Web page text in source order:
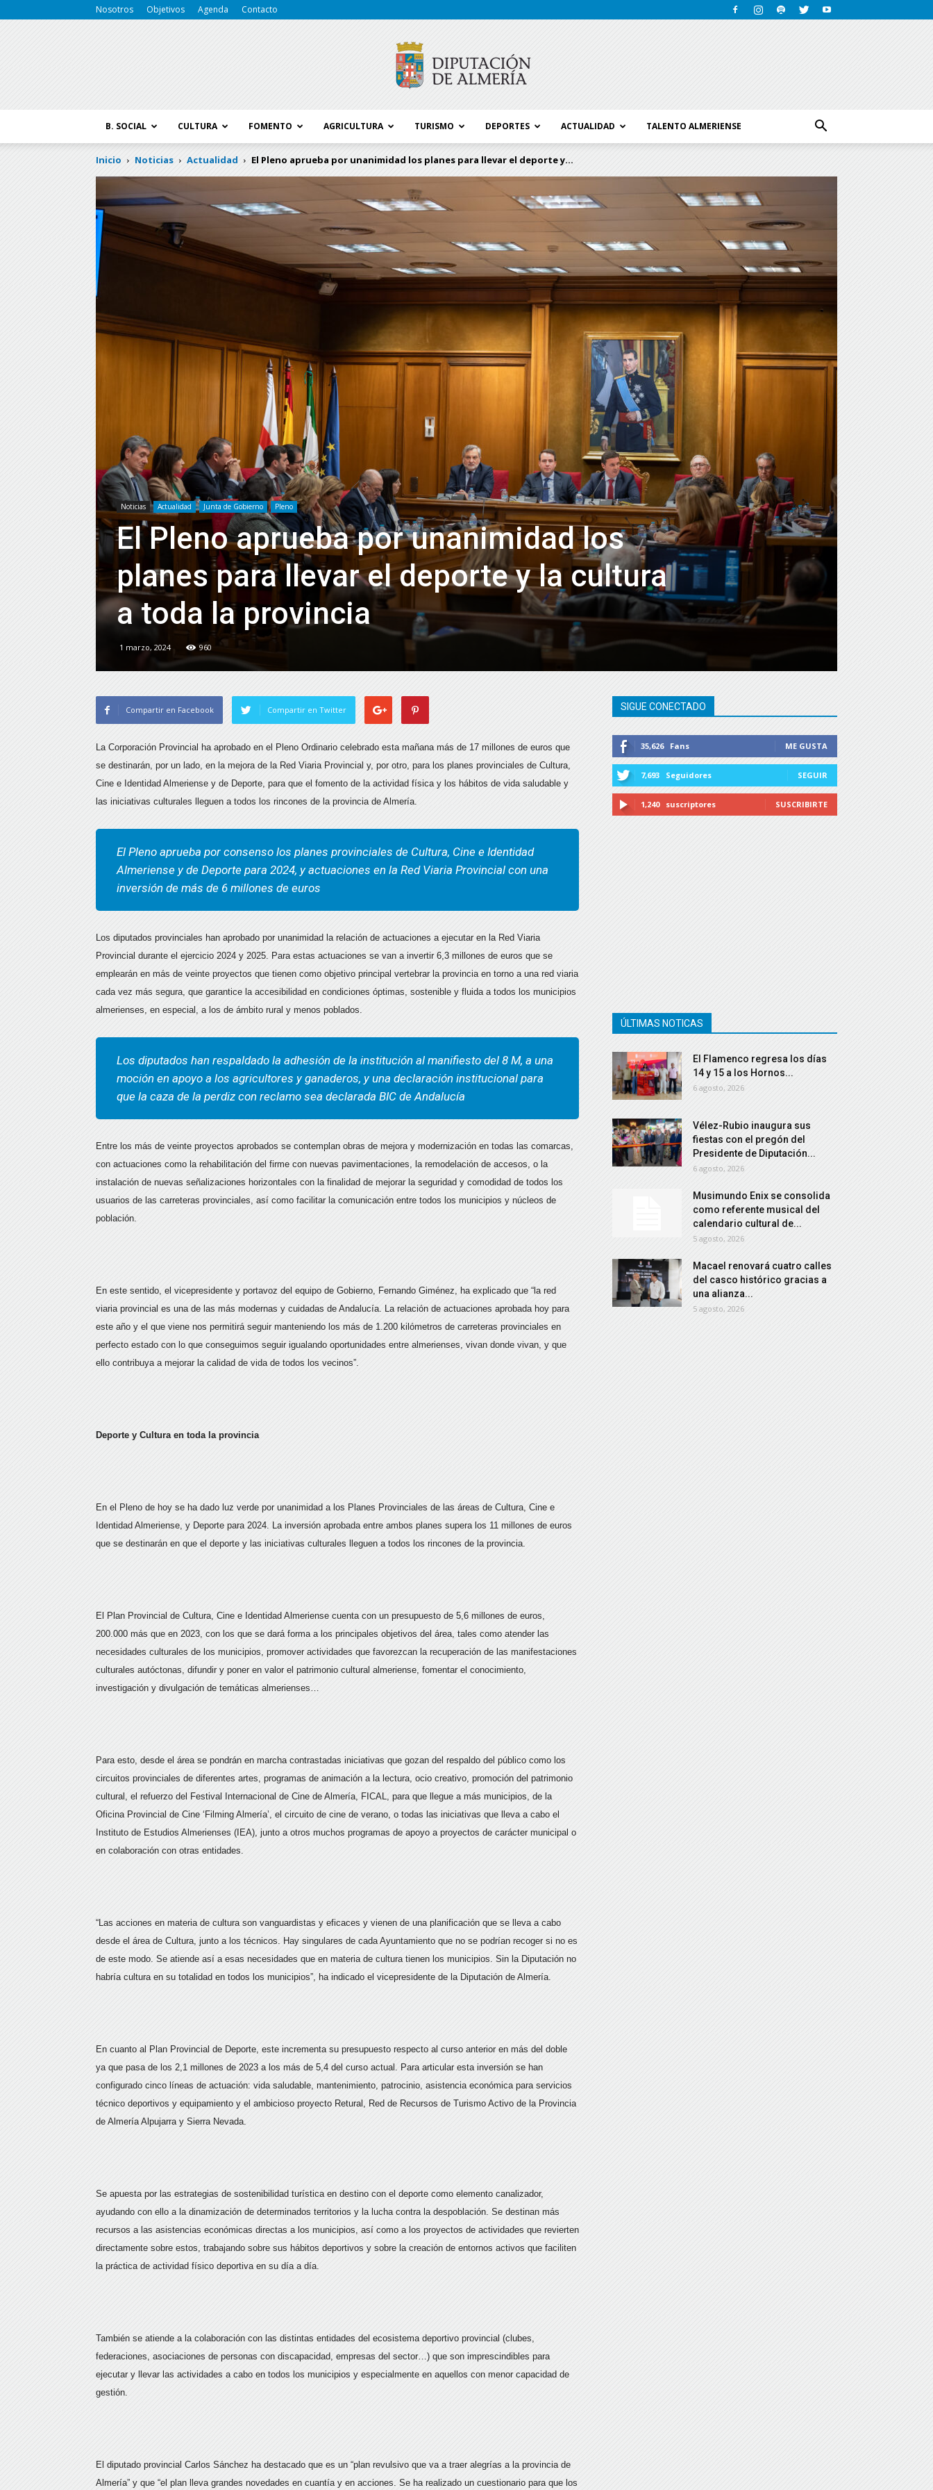
Nosotros Objetivos Agenda Contacto
de
B. SOCIAL CULTURA FOMENTO AGRICULTURA TURISMO DEPORTES ACTUALIDAD TALENTO ALMERIENSE
Inicio Noticias Actualidad El Pleno aprueba por unanimidad los planes para llevar el deporte y...
Noticias Actualidad Junta de Gobierno Pleno
El Pleno aprueba por unanimidad los
planes para llevar el deporte y la cultura
a toda la provincia
1 marzo, 2024 960
Compartir en Facebook Compartir en Twitter
La Corporación Provincial ha aprobado en el Pleno Ordinario celebrado esta mañana más de 17 millones de euros que
se destinarán, por un lado, en la mejora de la Red Viaria Provincial y, por otro, para los planes provinciales de Cultura,
Cine e Identidad Almeriense y de Deporte, para que el fomento de la actividad física y los hábitos de vida saludable y
las iniciativas culturales lleguen a todos los rincones de la provincia de Almería.
El Pleno aprueba por consenso los planes provinciales de Cultura, Cine e Identidad
Almeriense y de Deporte para 2024, y actuaciones en la Red Viaria Provincial con una
inversión de más de 6 millones de euros
Los diputados provinciales han aprobado por unanimidad la relación de actuaciones a ejecutar en la Red Viaria
Provincial durante el ejercicio 2024 y 2025. Para estas actuaciones se van a invertir 6,3 millones de euros que se
emplearán en más de veinte proyectos que tienen como objetivo principal vertebrar la provincia en torno a una red viaria
cada vez más segura, que garantice la accesibilidad en condiciones óptimas, sostenible y fluida a todos los municipios
almerienses, en especial, a los de ámbito rural y menos poblados.
Los diputados han respaldado la adhesión de la institución al manifiesto del 8 M, a una
moción en apoyo a los agricultores y ganaderos, y una declaración institucional para
que la caza de la perdiz con reclamo sea declarada BIC de Andalucía
Entre los más de veinte proyectos aprobados se contemplan obras de mejora y modernización en todas las comarcas,
con actuaciones como la rehabilitación del firme con nuevas pavimentaciones, la remodelación de accesos, o la
instalación de nuevas señalizaciones horizontales con la finalidad de mejorar la seguridad y comodidad de todos los
usuarios de las carreteras provinciales, así como facilitar la comunicación entre todos los municipios y núcleos de
población.
En este sentido, el vicepresidente y portavoz del equipo de Gobierno, Fernando Giménez, ha explicado que “la red
viaria provincial es una de las más modernas y cuidadas de Andalucía. La relación de actuaciones aprobada hoy para
este año y el que viene nos permitirá seguir manteniendo los más de 1.200 kilómetros de carreteras provinciales en
perfecto estado con lo que conseguimos seguir igualando oportunidades entre almerienses, vivan donde vivan, y que
ello contribuya a mejorar la calidad de vida de todos los vecinos”.
Deporte y Cultura en toda la provincia
En el Pleno de hoy se ha dado luz verde por unanimidad a los Planes Provinciales de las áreas de Cultura, Cine e
Identidad Almeriense, y Deporte para 2024. La inversión aprobada entre ambos planes supera los 11 millones de euros
que se destinarán en que el deporte y las iniciativas culturales lleguen a todos los rincones de la provincia.
El Plan Provincial de Cultura, Cine e Identidad Almeriense cuenta con un presupuesto de 5,6 millones de euros,
200.000 más que en 2023, con los que se dará forma a los principales objetivos del área, tales como atender las
necesidades culturales de los municipios, promover actividades que favorezcan la recuperación de las manifestaciones
culturales autóctonas, difundir y poner en valor el patrimonio cultural almeriense, fomentar el conocimiento,
investigación y divulgación de temáticas almerienses…
Para esto, desde el área se pondrán en marcha contrastadas iniciativas que gozan del respaldo del público como los
circuitos provinciales de diferentes artes, programas de animación a la lectura, ocio creativo, promoción del patrimonio
cultural, el refuerzo del Festival Internacional de Cine de Almería, FICAL, para que llegue a más municipios, de la
Oficina Provincial de Cine ‘Filming Almería’, el circuito de cine de verano, o todas las iniciativas que lleva a cabo el
Instituto de Estudios Almerienses (IEA), junto a otros muchos programas de apoyo a proyectos de carácter municipal o
en colaboración con otras entidades.
“Las acciones en materia de cultura son vanguardistas y eficaces y vienen de una planificación que se lleva a cabo
desde el área de Cultura, junto a los técnicos. Hay singulares de cada Ayuntamiento que no se podrían recoger si no es
de este modo. Se atiende así a esas necesidades que en materia de cultura tienen los municipios. Sin la Diputación no
habría cultura en su totalidad en todos los municipios”, ha indicado el vicepresidente de la Diputación de Almería.
En cuanto al Plan Provincial de Deporte, este incrementa su presupuesto respecto al curso anterior en más del doble
ya que pasa de los 2,1 millones de 2023 a los más de 5,4 del curso actual. Para articular esta inversión se han
configurado cinco líneas de actuación: vida saludable, mantenimiento, patrocinio, asistencia económica para servicios
técnico deportivos y equipamiento y el ambicioso proyecto Retural, Red de Recursos de Turismo Activo de la Provincia
de Almería Alpujarra y Sierra Nevada.
Se apuesta por las estrategias de sostenibilidad turística en destino con el deporte como elemento canalizador,
ayudando con ello a la dinamización de determinados territorios y la lucha contra la despoblación. Se destinan más
recursos a las asistencias económicas directas a los municipios, así como a los proyectos de actividades que revierten
directamente sobre estos, trabajando sobre sus hábitos deportivos y sobre la creación de entornos activos que faciliten
la práctica de actividad físico deportiva en su día a día.
También se atiende a la colaboración con las distintas entidades del ecosistema deportivo provincial (clubes,
federaciones, asociaciones de personas con discapacidad, empresas del sector…) que son imprescindibles para
ejecutar y llevar las actividades a cabo en todos los municipios y especialmente en aquellos con menor capacidad de
gestión.
El diputado provincial Carlos Sánchez ha destacado que es un “plan revulsivo que va a traer alegrías a la provincia de
Almería” y que “el plan lleva grandes novedades en cuantía y en acciones. Se ha realizado un cuestionario para que los
SIGUE CONECTADO
35,626 Fans ME GUSTA
7,693 Seguidores SEGUIR
1,240 suscriptores SUSCRIBIRTE
ÚLTIMAS NOTICAS
El Flamenco regresa los días
14 y 15 a los Hornos...
6 agosto, 2026
Vélez-Rubio inaugura sus
fiestas con el pregón del
Presidente de Diputación...
6 agosto, 2026
Musimundo Enix se consolida
como referente musical del
calendario cultural de...
5 agosto, 2026
Macael renovará cuatro calles
del casco histórico gracias a
una alianza...
5 agosto, 2026